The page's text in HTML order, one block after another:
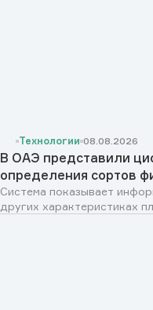
Технологии 08.08.2026
В ОАЭ представили
определения сортов
Система показывает
других характеристиках